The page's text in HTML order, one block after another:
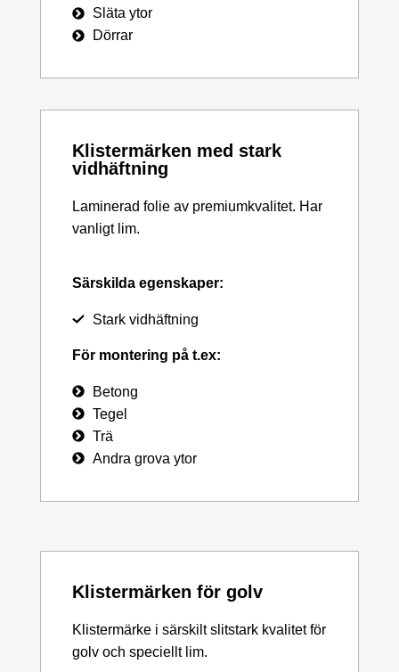
Släta ytor
Dörrar
Klistermärken med stark
vidhäftning
Laminerad folie av premiumkvalitet. Har
vanligt lim.
Särskilda egenskaper:
Stark vidhäftning
För montering på t.ex:
Betong
Tegel
Trä
Andra grova ytor
Klistermärken för golv
Klistermärke i särskilt slitstark kvalitet för
golv och speciellt lim.